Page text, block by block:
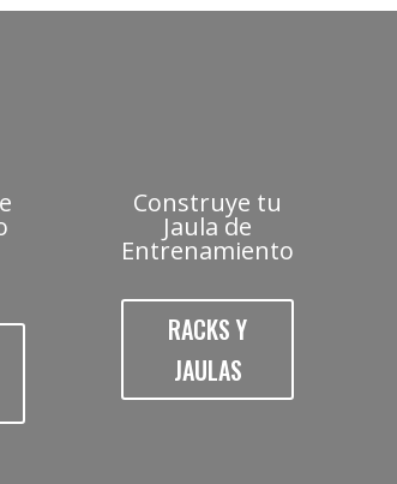
Construye tu
Jaula de
Entrenamiento
RACKS Y
JAULAS